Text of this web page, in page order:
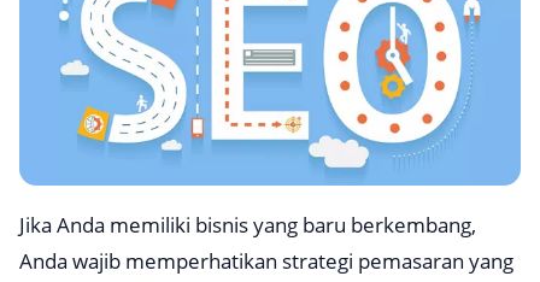
Jika Anda memiliki bisnis yang baru berkembang,
Anda wajib memperhatikan strategi pemasaran yang